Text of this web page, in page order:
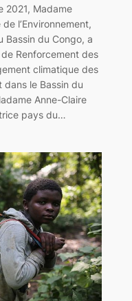
2021, Madame
l’Environnement,
du Congo, a
Renforcement des
climatique des
le Bassin du
Anne-Claire
pays du…